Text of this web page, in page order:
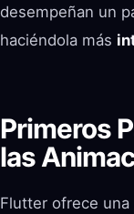
desempeñan un
haciéndola más
Primeros
las
Flutter ofrece una